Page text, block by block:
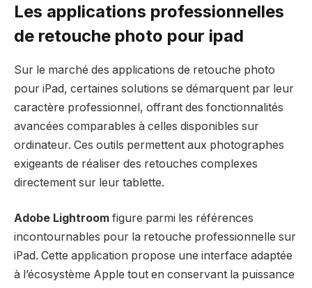
Les applications professionnelles
de retouche photo pour ipad
Sur le marché des applications de retouche photo
pour iPad, certaines solutions se démarquent par leur
caractère professionnel, offrant des fonctionnalités
avancées comparables à celles disponibles sur
ordinateur. Ces outils permettent aux photographes
exigeants de réaliser des retouches complexes
directement sur leur tablette.
Adobe Lightroom figure parmi les références
incontournables pour la retouche professionnelle sur
iPad. Cette application propose une interface adaptée
à l’écosystème Apple tout en conservant la puissance